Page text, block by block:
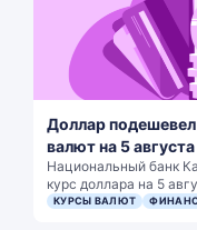
Доллар
валют на 5 августа
Национальный банк
курс доллара на 5
КУРСЫ ВАЛЮТ